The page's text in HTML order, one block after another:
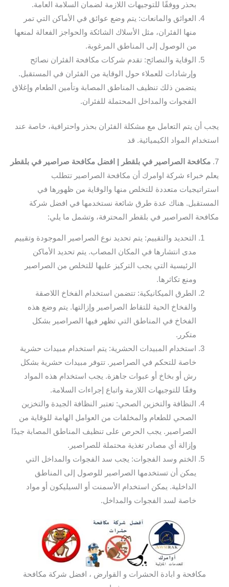
بحذر ووفقًا للتوجيهات اللازمة لضمان السلامة العامة.
العوائق والمانعات: يتم وضع عوائق في الأماكن التي تمر
منها الفئران، مثل الأسلاك الشائكة والحواجز الفعالة لمنعها
من الوصول إلى المناطق المرغوبة.
الوقاية والنصائح: تقدم شركات مكافحة الفئران نصائح
وإرشادات للعملاء حول الوقاية من الفئران في المستقبل.
يتضمن ذلك تنظيف المناطق المصابة وتأمين الطعام وإغلاق
الفجوات والمداخل المحتملة للفئران.
يجب أن يتم التعامل مع مشكلة الفئران بحذر واحترافية، خاصة عند
استخدام المواد الكيميائية. قد
7. مكافحة الصراصير في بلقطر | افضل مكافحة صراصير في بلقطر
يعلم خبراء شركة اوامرك أن مكافحة الصراصير تتطلب
استراتيجيات متعددة للتخلص منها والوقاية من ظهورها في
المستقبل. هناك عدة طرق شائعة نستخدمها في افضل شركة
مكافحة الصراصير في بلقطر المحترفة، وتشمل ما يلي:
التحديد والتقييم: يتم تحديد نوع الصراصير الموجودة وتقييم
مدى انتشارها في المكان المصاب. يتم تحديد الأماكن
الرئيسية التي يجب التركيز عليها للتخلص من الصراصير
ومنع تكاثرها.
الطرق الميكانيكية: تتضمن استخدام الفخاخ اللاصقة
والفخاخ الحية للتقاط الصراصير وإزالتها. يتم وضع هذه
الفخاخ في المناطق التي تظهر فيها الصراصير بشكل
متكرر.
استخدام المبيدات الحشرية: يتم استخدام مبيدات حشرية
خاصة للتحكم في الصراصير. تتوفر مبيدات حشرية بشكل
رش أو بخاخ أو عبوات جاهزة. يجب استخدام هذه المواد
وفقًا للتوجيهات اللازمة واتباع إجراءات السلامة.
النظافة والتخزين الصحي: تعتبر النظافة الجيدة والتخزين
الصحي للطعام والمخلفات من العوامل الهامة للوقاية من
الصراصير. يجب الحرص على تنظيف المناطق المصابة جيدًا
وإزالة أي مصادر تغذية محتملة للصراصير.
الختم وسد الفجوات: يجب سد الفجوات والمداخل التي
يمكن أن تستخدمها الصراصير للوصول إلى المناطق
الداخلية. يمكن استخدام الأسمنت أو السيليكون أو مواد
خاصة لسد الفجوات والمداخل.
مكافحة و ابادة الحشرات و القوارض ، افضل شركة مكافحة